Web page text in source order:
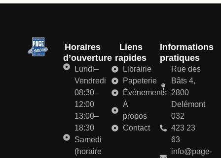
Horaires
d’ouverture
Lundi–
Vendredi
08:30–
12:00
13:00–
18:30
Samedi
(horaire
Liens
rapides
Librairie
Papeterie
Événements
À
propos
Contact
Informations
pratiques
Rue des
Bâts 4,
2800
Delémont
032
423 23
63
info@page-